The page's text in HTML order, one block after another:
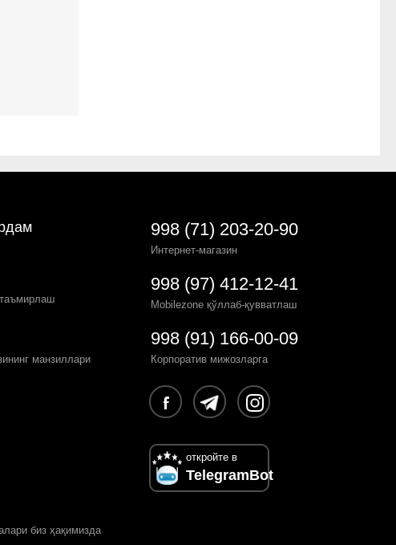
манзиллари
биз ҳақимизда
998 (71) 203-20-90
Интернет-магазин
998 (97) 412-12-41
Mobilezone қўллаб-қувватлаш
998 (91) 166-00-09
Корпоратив мижозларга
откройте в
TelegramBot